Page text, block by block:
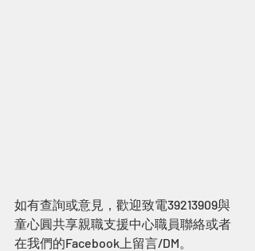
如有查詢或意見，歡迎致電39213909與
童心圓共享親職支援中心職員聯絡或者
在我們的Facebook上留言/DM。